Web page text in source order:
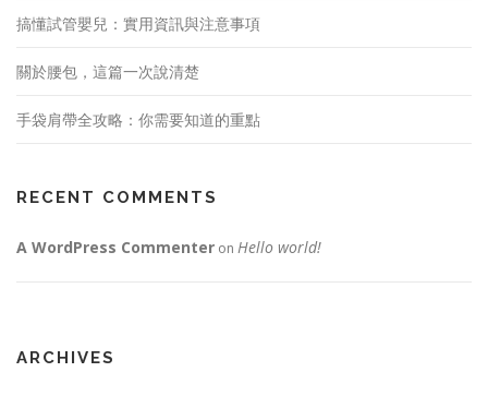
搞懂試管嬰兒：實用資訊與注意事項
關於腰包，這篇一次說清楚
手袋肩帶全攻略：你需要知道的重點
RECENT COMMENTS
A WordPress Commenter on Hello world!
ARCHIVES